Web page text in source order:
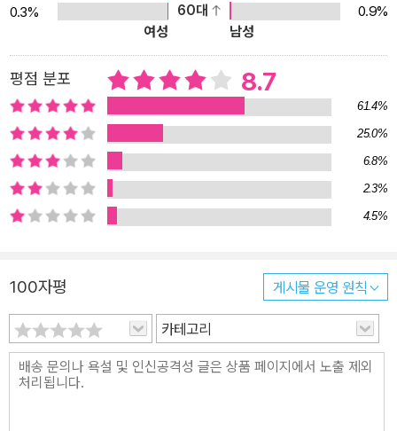
급진적 사회 변혁을 믿고 있는 소수의 좌파들에게 묻는다. “이런 짓을
한 건 당신들 아니오? 당신이 바라는 게 이거요?” 그러면 우리는 피
정치가 가져온 결과잖소!” 저자는 이 책 전체를 관류하는 폭력이란 주
제를 이해하기 위해서 한 걸음 물러서서 바라볼 것을 제안한다. 결국
은 눈에 보이는 ‘주관적 폭력’보다 눈에 보이지 않는 ‘객관적 폭력’, 즉
‘상징적 폭력(symbolic violence)’과 ‘구조적 폭력(systemic viol
ence)’이 중요하며, 거기에 초점이 맞춰져야 한다는 얘기다. 이를 위
해 저자는 주관적 폭력과 싸우는 척 하지만 실제로는 구조적 폭력의
과라는 점에서 우리의 일상을 지배하는 것이기도 하다. 그렇다면 무
엇을 할 것인가. 저자는 이렇게 말한다. “어떤 상황에서는, 즉각 참여
하고자 하는 충동에 저항하는 것, 끈기 있고 비판적인 분석을 사용하
여 ‘일단 기다리면서 두고 보는’ 것이 유일하게 할 수 있는, 진정으로
실제적인 일일 때도 있다”(31쪽). 이미 알려진 바와 같이 지젝이 이
0.3%
60대
0.9%
여성
남성
평점 분포 8.7
61.4%
25.0%
6.8%
2.3%
4.5%
100자평 게시물 운영 원칙
카테고리